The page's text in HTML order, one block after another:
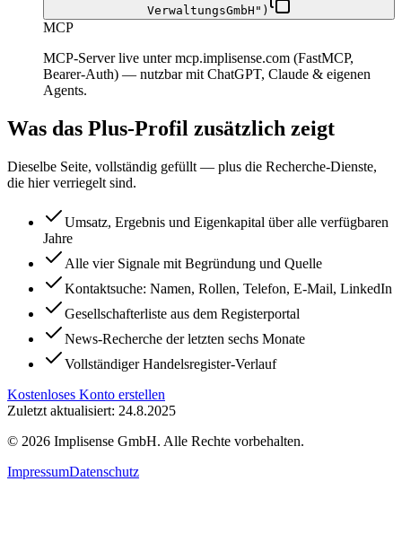
VerwaltungsGmbH")
MCP
MCP-Server live unter mcp.implisense.com (FastMCP,
Bearer-Auth) — nutzbar mit ChatGPT, Claude & eigenen
Agents.
Was das Plus-Profil zusätzlich zeigt
Dieselbe Seite, vollständig gefüllt — plus die Recherche-Dienste,
die hier verriegelt sind.
Umsatz, Ergebnis und Eigenkapital über alle verfügbaren
Jahre
Alle vier Signale mit Begründung und Quelle
Kontaktsuche: Namen, Rollen, Telefon, E-Mail, LinkedIn
Gesellschafterliste aus dem Registerportal
News-Recherche der letzten sechs Monate
Vollständiger Handelsregister-Verlauf
Kostenloses Konto erstellen
Zuletzt aktualisiert: 24.8.2025
© 2026 Implisense GmbH. Alle Rechte vorbehalten.
ImpressumDatenschutz